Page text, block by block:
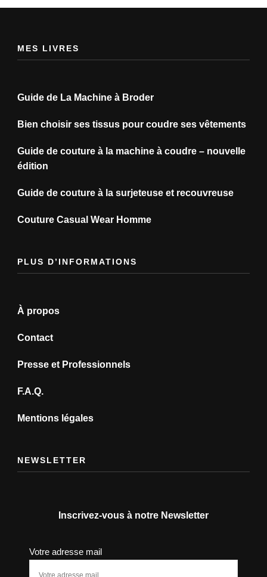
MES LIVRES
Guide de La Machine à Broder
Bien choisir ses tissus pour coudre ses vêtements
Guide de couture à la machine à coudre – nouvelle
édition
Guide de couture à la surjeteuse et recouvreuse
Couture Casual Wear Homme
PLUS D’INFORMATIONS
À propos
Contact
Presse et Professionnels
F.A.Q.
Mentions légales
NEWSLETTER
Inscrivez-vous à notre Newsletter
Votre adresse mail